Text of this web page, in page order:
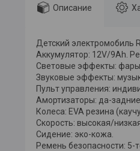
Описание
Детский электромобиль
Аккумулятор: 12V/9Ah.
Световые эффекты: фары
Звуковые эффекты:
Пульт управления:
Амортизаторы: да-
Колеса: EVA резина
Скорость: высокая/
Сидение: эко-кожа.
Ремень безопасности: 5-